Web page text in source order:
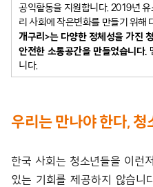
공익활동을 지원합니다. 2019년
리 사회에 작은변화를 만들기 위해
개구리>는 다양한 정체성을 가진
안전한 소통공간을 만들었습니다.
니다.
우리는 만나야 한다,
한국 사회는 청소년들을 이런
있는 기회를 제공하지 않습니